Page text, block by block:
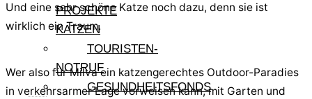
PROJEKTE
KATZEN
TOURISTEN-
NOTRUF
GESUNDHEITSFONDS
Und eine sehr schöne Katze noch dazu, denn sie ist
wirklich ein Traum.
Wer also für Milva ein katzengerechtes Outdoor-Paradies
in verkehrsarmer Lage vorweisen kann, mit Garten und